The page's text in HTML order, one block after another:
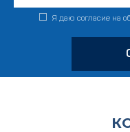
Я даю согласие на